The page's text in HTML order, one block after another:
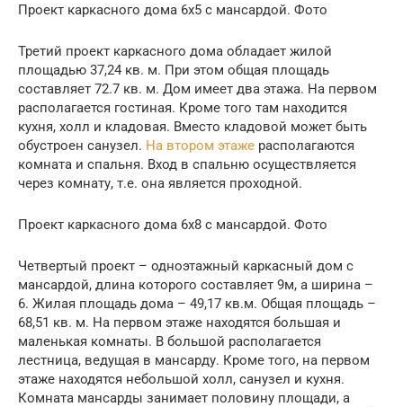
Проект каркасного дома 6х5 с мансардой. Фото
Третий проект каркасного дома обладает жилой
площадью 37,24 кв. м. При этом общая площадь
составляет 72.7 кв. м. Дом имеет два этажа. На первом
располагается гостиная. Кроме того там находится
кухня, холл и кладовая. Вместо кладовой может быть
обустроен санузел. На втором этаже располагаются
комната и спальня. Вход в спальню осуществляется
через комнату, т.е. она является проходной.
Проект каркасного дома 6х8 с мансардой. Фото
Четвертый проект – одноэтажный каркасный дом с
мансардой, длина которого составляет 9м, а ширина –
6. Жилая площадь дома – 49,17 кв.м. Общая площадь –
68,51 кв. м. На первом этаже находятся большая и
маленькая комнаты. В большой располагается
лестница, ведущая в мансарду. Кроме того, на первом
этаже находятся небольшой холл, санузел и кухня.
Комната мансарды занимает половину площади, а